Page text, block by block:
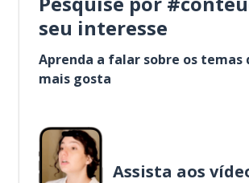
seu interesse
Aprenda a falar sobre os temas
mais gosta
Assista aos